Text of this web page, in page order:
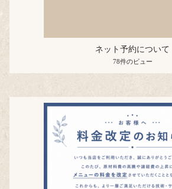
ネット予約について
78件のビュー